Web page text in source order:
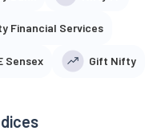
Financial Services
Sensex Gift Nifty